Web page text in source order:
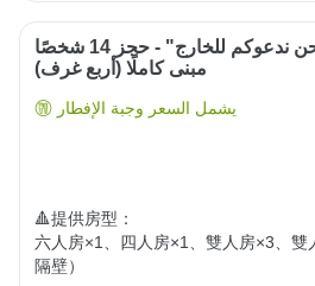
مشروع "نحن ندعوكم للخارج" - حجز 14 شخصًا
مبنى كاملًا (أربع غرف)
يشمل السعر وجبة الإفطار
🔺提供房型：
六人房×1、四人房×1、雙人房×3、雙
隔壁）